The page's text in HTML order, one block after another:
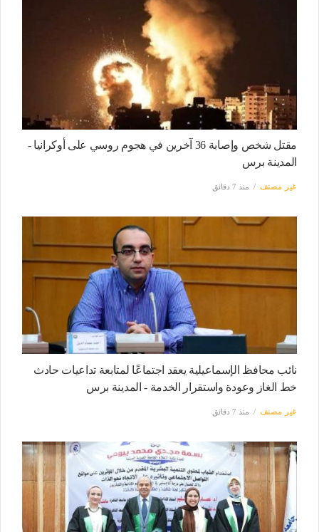
مقتل شخص وإصابة 36 آخرين في هجوم روسي على أوكرانيا -
المدينة برس
غير مصنف منذ 7 دقائق
نائب محافظ الإسماعيلية يعقد اجتماعًا لمتابعة تداعيات حادث
خط الغاز وعودة واستقرار الخدمة - المدينة برس
غير مصنف منذ 7 دقائق